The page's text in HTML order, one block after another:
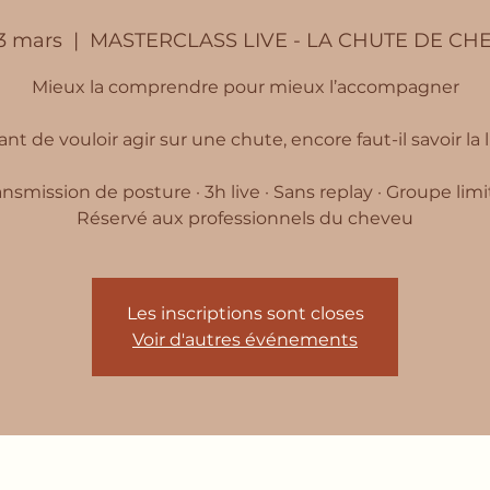
mars
  |
MASTERCLASS LIVE - LA CHUTE DE
Mieux la comprendre pour mieux l’accompagner
de vouloir agir sur une chute, encore faut-il savoir la
de posture · 3h live · Sans replay · Groupe
Réservé aux professionnels du cheveu
Les inscriptions sont closes
Voir d'autres événements